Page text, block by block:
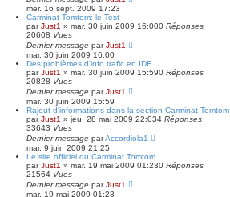
mer. 16 sept. 2009 17:23
Carminat Tomtom: le Test
parJust1 » mar. 30 juin 2009 16:000 Réponses
20608 Vues
Dernier message parJust1
mar. 30 juin 2009 16:00
Des problèmes d'info trafic en IDF...
parJust1 » mar. 30 juin 2009 15:590 Réponses
20828 Vues
Dernier message parJust1
mar. 30 juin 2009 15:59
Rajout d'informations dans la section Carminat Tomtom.
parJust1 » jeu. 28 mai 2009 22:034 Réponses
33643 Vues
Dernier message parAccordiola1
mar. 9 juin 2009 21:25
Le site officiel du Carminat Tomtom.
parJust1 » mar. 19 mai 2009 01:230 Réponses
21564 Vues
Dernier message parJust1
mar. 19 mai 2009 01:23